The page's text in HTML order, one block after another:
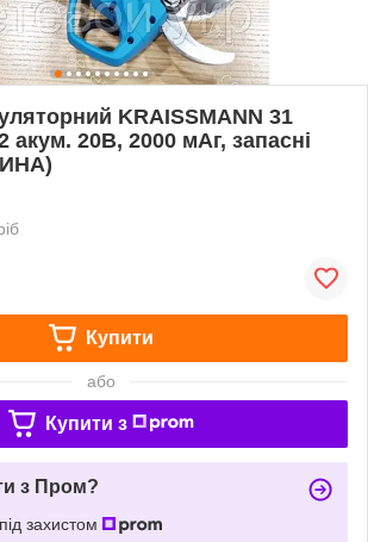
KRAISSMANN 31
акум. 20В, 2000 мАг, запасні
Купити
або
Купити з
з Пром?
захистом